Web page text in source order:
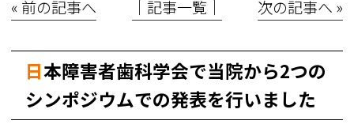
« 前の記事へ │記事一覧│ 次の記事へ »
日本障害者歯科学会で当院から2つの
シンポジウムでの発表を行いました